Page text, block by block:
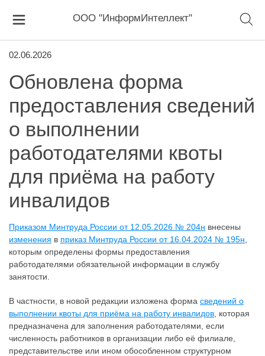
ООО "ИнформИнтеллект"
02.06.2026
Обновлена форма
предоставления сведений
о выполнении
работодателями квоты
для приёма на работу
инвалидов
Приказом Минтруда России от 12.05.2026 № 204н внесены
изменения в приказ Минтруда России от 16.04.2024 № 195н
которым определены формы предоставления
работодателями обязательной информации в службу
занятости.
В частности, в новой редакции изложена форма сведений о
выполнении квоты для приёма на работу инвалидов , которая
предназначена для заполнения работодателями, если
численность работников в организации либо её филиале,
представительстве или ином обособленном структурном